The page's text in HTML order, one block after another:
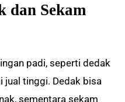
dan Sekam
padi, seperti dedak
jual tinggi. Dedak bisa
sementara sekam